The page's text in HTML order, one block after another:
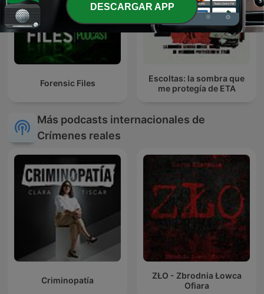
Forensic Files
Escoltas: la sombra que
me protegía de ETA
Más podcasts internacionales de
Crímenes reales
Criminopatía
ZŁO - Zbrodnia Łowca
Ofiara
DESCARGAR APP